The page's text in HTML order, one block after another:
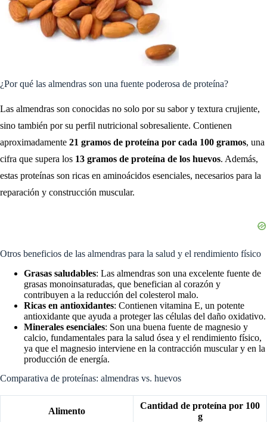
¿Por qué las almendras son una fuente poderosa de proteína?
Las almendras son conocidas no solo por su sabor y textura crujiente,
sino también por su perfil nutricional sobresaliente. Contienen
aproximadamente 21 gramos de proteína por cada 100 gramos, una
cifra que supera los 13 gramos de proteína de los huevos. Además,
estas proteínas son ricas en aminoácidos esenciales, necesarios para la
reparación y construcción muscular.
Otros beneficios de las almendras para la salud y el rendimiento físico
Grasas saludables: Las almendras son una excelente fuente de
grasas monoinsaturadas, que benefician al corazón y
contribuyen a la reducción del colesterol malo.
Ricas en antioxidantes: Contienen vitamina E, un potente
antioxidante que ayuda a proteger las células del daño oxidativo.
Minerales esenciales: Son una buena fuente de magnesio y
calcio, fundamentales para la salud ósea y el rendimiento físico,
ya que el magnesio interviene en la contracción muscular y en la
producción de energía.
Comparativa de proteínas: almendras vs. huevos
Alimento
Cantidad de proteína por 100
g